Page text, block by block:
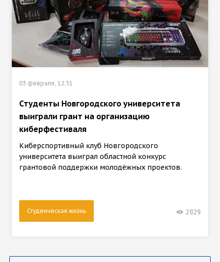
03 февраля, 12:51
Студенты Новгородского университета
выиграли грант на организацию
киберфестиваля
Киберспортивный клуб Новгородского
университета выиграл областной конкурс
грантовой поддержки молодёжных проектов.
Студенческая жизнь 2829